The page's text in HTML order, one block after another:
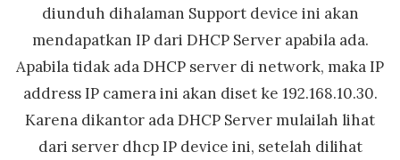
diunduh dihalaman Support device ini akan
mendapatkan IP dari DHCP Server apabila ada.
Apabila tidak ada DHCP server di network, maka IP
address IP camera ini akan diset ke 192.168.10.30.
Karena dikantor ada DHCP Server mulailah lihat
dari server dhcp IP device ini, setelah dilihat